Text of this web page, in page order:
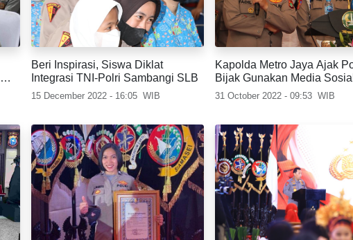
Beri Inspirasi, Siswa Diklat
Integrasi TNI-Polri Sambangi SLB
15 December 2022 - 16:05 WIB
Kapolda Metro Jaya Ajak
Bijak Gunakan Media Sosial
31 October 2022 - 09:53 WIB